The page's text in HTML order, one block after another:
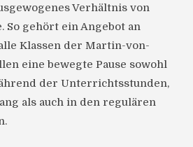
Verhältnis von
So gehört ein Angebot an
Klassen der Martin-von-
eine bewegte Pause sowohl
der Unterrichtsstunden,
als auch in den regulären